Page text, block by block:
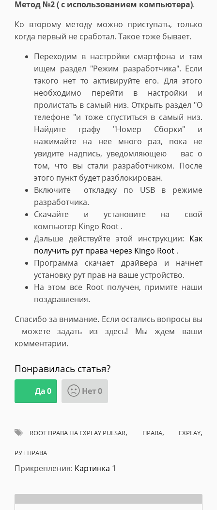
Метод №2 ( с использованием компьютера).
Ко второму методу можно приступать, только
когда первый не сработал. Такое тоже бывает.
Переходим в настройки смартфона и там
ищем раздел "Режим разработчика". Если
такого нет то активируйте его. Для этого
необходимо перейти в настройки и
пролистать в самый низ. Открыть раздел "О
телефоне "и тоже спуститься в самый низ.
Найдите графу "Номер Сборки" и
нажимайте на нее много раз, пока не
увидите надпись, уведомляющею вас о
том, что вы стали разработчиком. После
этого пункт будет разблокирован.
Включите откладку по USB в режиме
разработчика.
Скачайте и установите на свой
компьютер Kingo Root .
Дальше действуйте этой инструкции: Как
получить рут права через Kingo Root .
Программа скачает драйвера и начнет
установку рут прав на ваше устройство.
На этом все Root получен, примите наши
поздравления.
Спасибо за внимание. Если остались вопросы вы
можете задать из здесь! Мы ждем ваши
комментарии.
Понравилась статья?
Да0 Нет0
ROOT ПРАВА НА EXPLAY PULSAR, ПРАВА, EXPLAY,
РУТ ПРАВА
Прикрепления: Картинка 1